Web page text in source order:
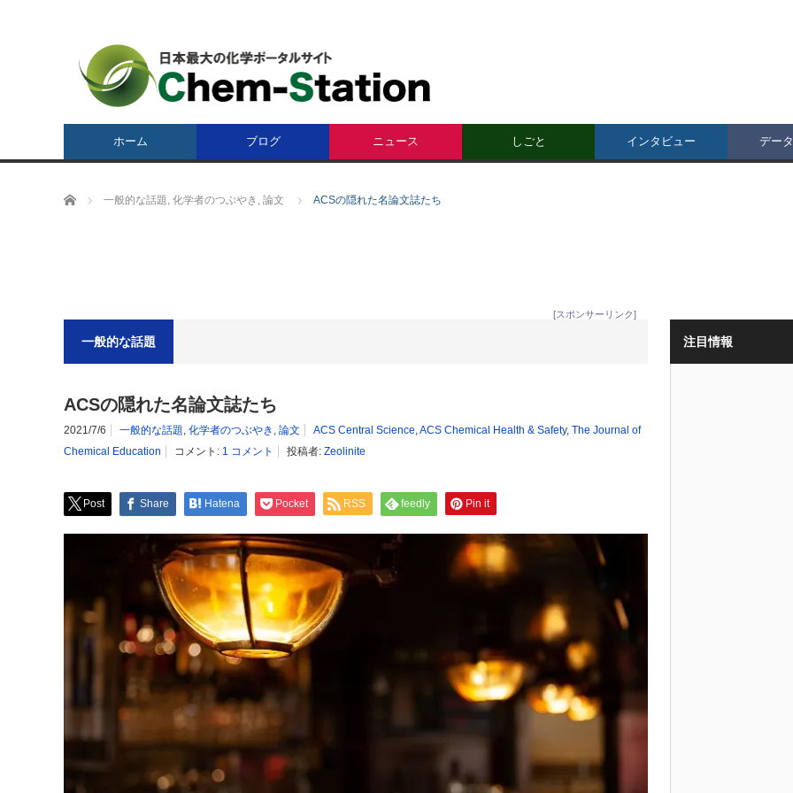
ホーム ブログ ニュース しごと インタビュー デー
ホーム 一般的な話題, 化学者のつぶやき , 論文 ACSの隠れた名論文誌たち
[スポンサーリンク]
一般的な話題
ACSの隠れた名論文誌たち
2021/7/6 一般的な話題, 化学者のつぶやき , 論文 ACS Central Science,ACS Chemical Health & Safety, The Journal of
Chemical Education
コメント: 1 コメント 投稿者: Zeolinite
Post Share Hatena Pocket RSS feedly Pin it
注目情報